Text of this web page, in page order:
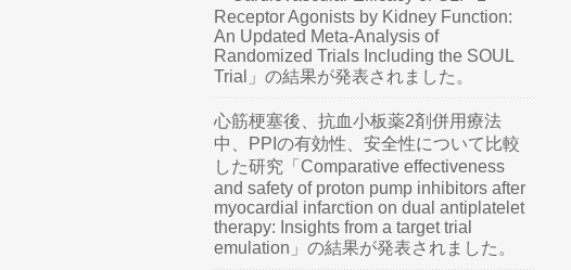
Receptor Agonists by Kidney Function:
An Updated Meta-Analysis of
Randomized Trials Including the SOUL
Trial」の結果が発表されました。
心筋梗塞後、抗血小板薬2剤併用療法
中、PPIの有効性、安全性について比較
した研究「Comparative effectiveness
and safety of proton pump inhibitors after
myocardial infarction on dual antiplatelet
therapy: Insights from a target trial
emulation」の結果が発表されました。